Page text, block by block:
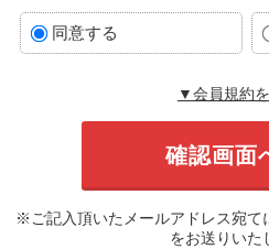
同意する
▼会員規約
※ご記入頂いたメールアドレス宛て
をお送りいた